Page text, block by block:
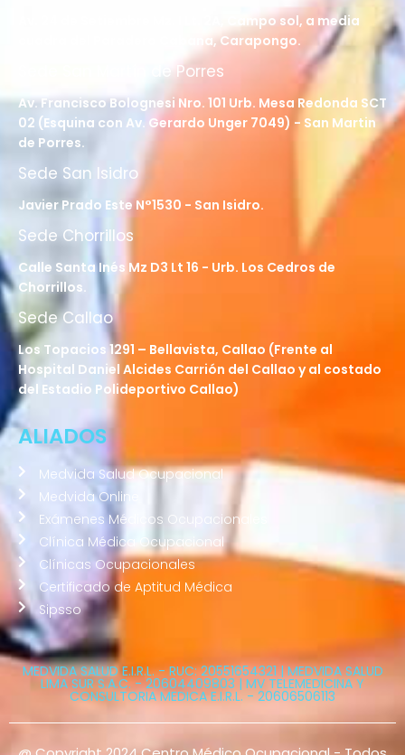
Av. 24 de Setiembre Mz. I Lt. 2A, Campo sol, a media
cuadra del Paradero Cabana, Carapongo.
Sede San Martín de Porres
Av. Francisco Bolognesi Nro. 101 Urb. Mesa Redonda SCT
02 (Esquina con Av. Gerardo Unger 7049) - San Martin
de Porres.
Sede San Isidro
Javier Prado Este N°1530 - San Isidro.
Sede Chorrillos
Calle Santa Inés Mz D3 Lt 16 - Urb. Los Cedros de
Chorrillos.
Sede Callao
Los Topacios 1291 – Bellavista, Callao (Frente al
Hospital Daniel Alcides Carrión del Callao y al costado
del Estadio Polideportivo Callao)
ALIADOS
Medvida Salud Ocupacional
Medvida Online
Exámenes Médicos Ocupacionales
Clínica Médica Ocupacional
Clínicas Ocupacionales
Certificado de Aptitud Médica
Sipsso
MEDVIDA SALUD E.I.R.L. - RUC: 20551654321 | MEDVIDA SALUD
LIMA SUR S.A.C. - 20604409803 | MV TELEMEDICINA Y
CONSULTORIA MEDICA E.I.R.L. - 20606506113